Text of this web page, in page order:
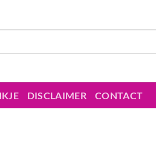
DISCLAIMER CONTACT